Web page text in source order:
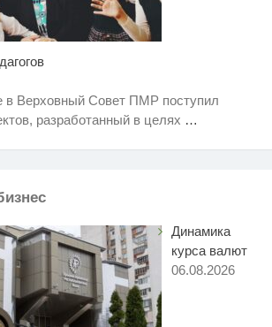
в Верховный Совет ПМР поступил
разработанный в целях …
Динамика
курса валют
06.08.2026
длится несколько секунд,
камера на пляже
Что люди вытворяют,